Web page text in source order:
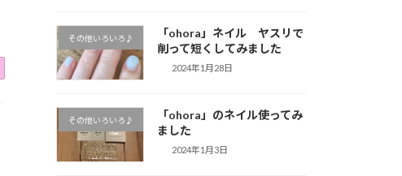
その他いろいろ♪
「ohora」ネイル ヤスリで
削って短くしてみました
2024年1月28日
その他いろいろ♪
「ohora」のネイル使ってみ
ました
2024年1月3日